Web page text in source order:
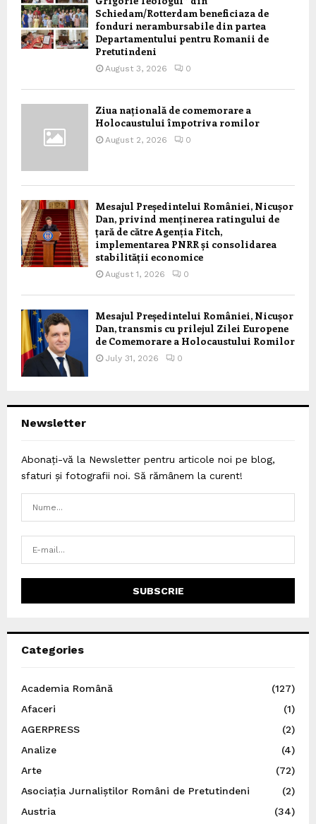
Schiedam/Rotterdam beneficiaza de
fonduri nerambursabile din partea
Departamentului pentru Romanii de
Pretutindeni
August 3, 2026 0
Ziua națională de comemorare a
Holocaustului împotriva romilor
August 2, 2026 0
Mesajul Președintelui României, Nicușor
Dan, privind menținerea ratingului de
țară de către Agenția Fitch,
implementarea PNRR și consolidarea
stabilității economice
August 1, 2026 0
Mesajul Președintelui României, Nicușor
Dan, transmis cu prilejul Zilei Europene
de Comemorare a Holocaustului Romilor
July 31, 2026 0
Newsletter
Abonați-vă la Newsletter pentru articole noi pe blog,
sfaturi și fotografii noi. Să rămânem la curent!
Categories
Academia Română
(127)
Afaceri
(1)
AGERPRESS
(2)
Analize
(4)
Arte
(72)
Asociația Jurnaliștilor Români de Pretutindeni
(2)
Austria
(34)